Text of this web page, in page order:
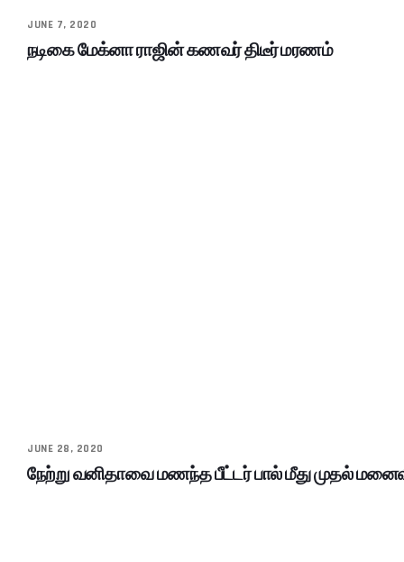
JUNE 7, 2020
நடிகை மேக்னா ராஜின் கணவர் திடீர் மரணம்
JUNE 28, 2020
நேற்று வனிதாவை மணந்த பீட்டர் பால் மீது முதல்